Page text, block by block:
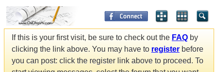
If this is your first visit, be sure to check out the FAQ by
clicking the link above. You may have to register before
you can post: click the register link above to proceed. To